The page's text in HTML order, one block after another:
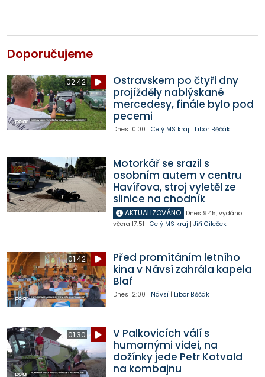
Doporučujeme
02:42
Ostravskem po čtyři dny
projížděly nablýskané
mercedesy, finále bylo pod
pecemi
Dnes 10:00 | Celý MS kraj | Libor Běčák
Motorkář se srazil s
osobním autem v centru
Havířova, stroj vyletěl ze
silnice na chodník
AKTUALIZOVÁNO Dnes 9:45, vydáno
včera 17:51 | Celý MS kraj | Jiří Cileček
01:42
Před promítáním letního
kina v Návsí zahrála kapela
Blaf
Dnes 12:00 | Návsí| Libor Běčák
01:30
V Palkovicích válí s
humornými videi, na
dožínky jede Petr Kotvald
na kombajnu